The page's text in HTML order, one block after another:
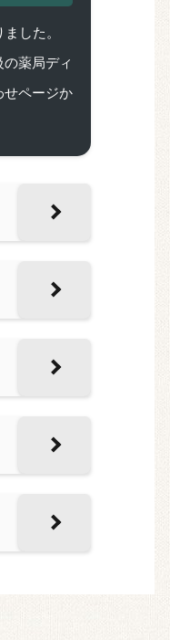
した。
薬局ディ
せページか